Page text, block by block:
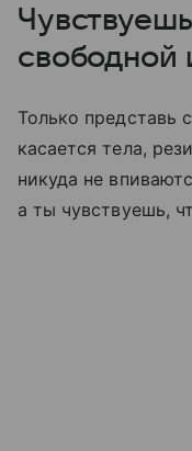
свободной
Только представь
касается тела,
никуда не
а ты чувствуешь,